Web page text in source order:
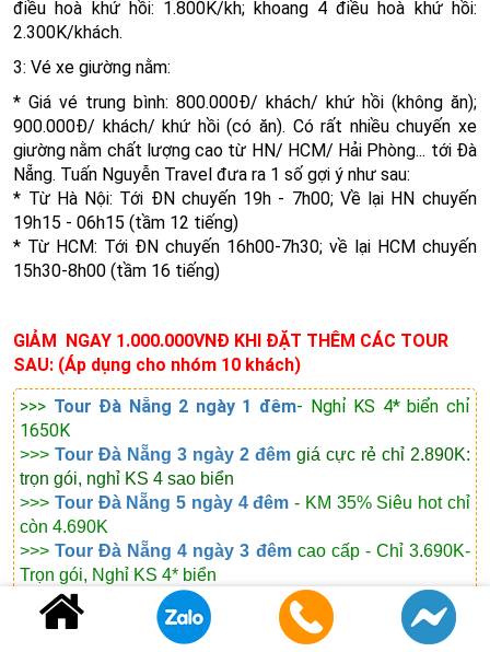
điều hoà khứ hồi: 1.800K/kh; khoang 4 điều hoà khứ hồi:
2.300K/khách.
3: Vé xe giường nằm:
* Giá vé trung bình: 800.000Đ/ khách/ khứ hồi (không ăn);
900.000Đ/ khách/ khứ hồi (có ăn). Có rất nhiều chuyến xe
giường nằm chất lượng cao từ HN/ HCM/ Hải Phòng... tới Đà
Nẵng. Tuấn Nguyễn Travel đưa ra 1 số gợi ý như sau:
* Từ Hà Nội: Tới ĐN chuyến 19h - 7h00; Về lại HN chuyến
19h15 - 06h15 (tầm 12 tiếng)
* Từ HCM: Tới ĐN chuyến 16h00-7h30; về lại HCM chuyến
15h30-8h00 (tầm 16 tiếng)
GIẢM NGAY 1.000.000VNĐ KHI ĐẶT THÊM CÁC TOUR
SAU: (Áp dụng cho nhóm 10 khách)
>>> Tour Đà Nẵng 2 ngày 1 đêm- Nghỉ KS 4* biển chỉ
1650K
>>>Tour Đà Nẵng 3 ngày 2 đêmgiá cực rẻ chỉ 2.890K:
trọn gói, nghỉ KS 4 sao biển
>>> Tour Đà Nẵng 5 ngày 4 đêm - KM 35% Siêu hot chỉ
còn 4.690K
>>>Tour Đà Nẵng 4 ngày 3 đêm cao cấp - Chỉ 3.690K-
Trọn gói, Nghỉ KS 4* biển
>>>Tour Đà Nẵng - Huế - Quảng Bình
giá cực rẻ chỉ
2.250K
Tour Đà Nẵng - Hội An - Huế - Quảng